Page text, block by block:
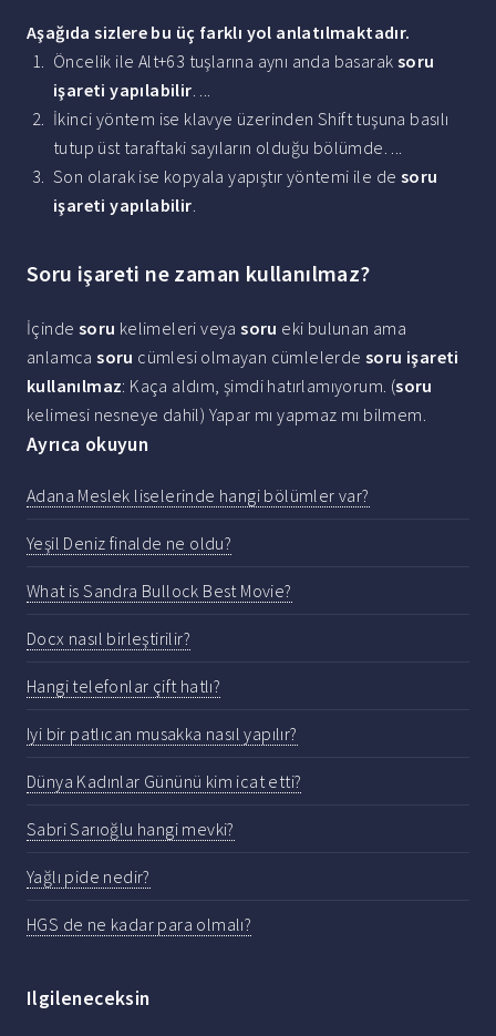
Aşağıda sizlere bu üç farklı yol anlatılmaktadır.
Öncelik ile Alt+63 tuşlarına aynı anda basarak soru
işareti yapılabilir. ...
İkinci yöntem ise klavye üzerinden Shift tuşuna basılı
tutup üst taraftaki sayıların olduğu bölümde. ...
Son olarak ise kopyala yapıştır yöntemi ile de soru
işareti yapılabilir.
Soru işareti ne zaman kullanılmaz?
İçinde soru kelimeleri veyasoru eki bulunan ama
anlamcasoru cümlesi olmayan cümlelerdesoru işareti
kullanılmaz: Kaça aldım, şimdi hatırlamıyorum. (soru
kelimesi nesneye dahil) Yapar mı yapmaz mı bilmem.
Ayrıca okuyun
Adana Meslek liselerinde hangi bölümler var?
Yeşil Deniz finalde ne oldu?
What is Sandra Bullock Best Movie?
Docx nasıl birleştirilir?
Hangi telefonlar çift hatlı?
Iyi bir patlıcan musakka nasıl yapılır?
Dünya Kadınlar Gününü kim icat etti?
Sabri Sarıoğlu hangi mevki?
Yağlı pide nedir?
HGS de ne kadar para olmalı?
Ilgileneceksin